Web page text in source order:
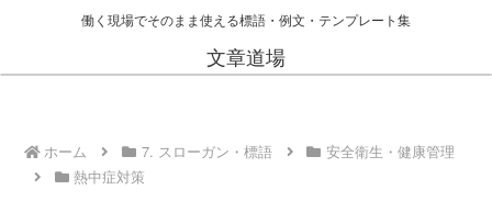
働く現場でそのまま使える標語・例文・テンプレート集
文章道場
ホーム 7. スローガン・標語
安全衛生・健康管理
熱中症対策